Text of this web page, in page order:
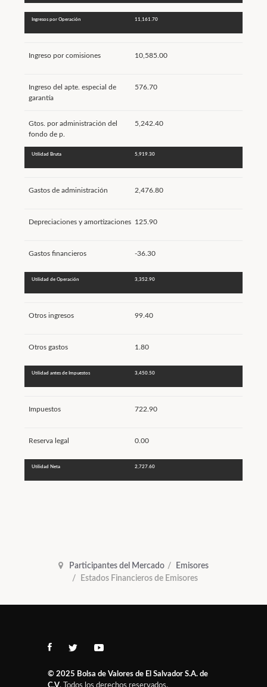
Ingresos por Operación 11,161.70
Ingreso por comisiones 10,585.00
Ingreso del apte. especial de
garantía
576.70
Gtos. por administración del
fondo de p.
5,242.40
Utilidad Bruta 5,919.30
Gastos de administración 2,476.80
Depreciaciones y amortizaciones 125.90
Gastos financieros -36.30
Utilidad de Operación 3,352.90
Otros ingresos 99.40
Otros gastos 1.80
Utilidad antes de Impuestos 3,450.50
Impuestos 722.90
Reserva legal 0.00
Utilidad Neta 2,727.60
Participantes del Mercado
Emisores
Estados Financieros de Emisores
© 2025 Bolsa de Valores de El Salvador S.A. de